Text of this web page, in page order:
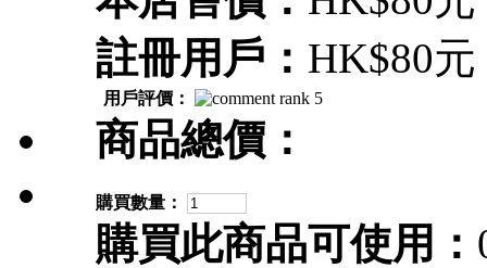
註冊用戶： HK$80元
用戶評價：
商品總價：
購買數量：
購買此商品可使用：